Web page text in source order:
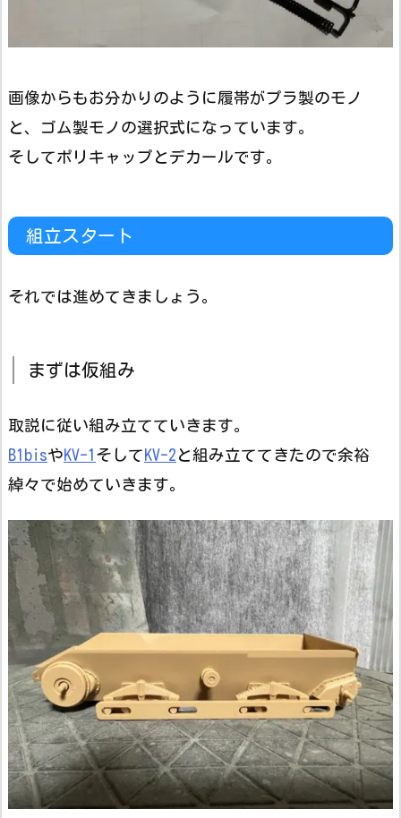
画像からもお分かりのように履帯がプラ製のモノ
と、ゴム製モノの選択式になっています。
そしてポリキャップとデカールです。
組立スタート
それでは進めてきましょう。
まずは仮組み
取説に従い組み立てていきます。
B1bisやKV-1 そしてKV-2 と組み立ててきたので余裕
綽々で始めていきます。